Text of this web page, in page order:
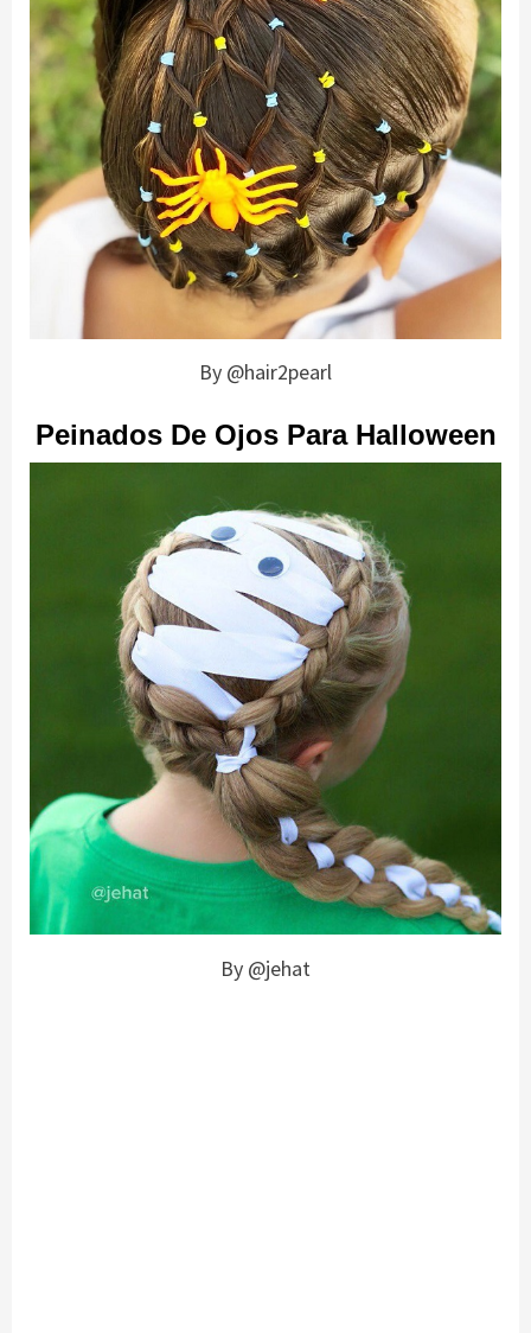
By @hair2pearl
Peinados De Ojos Para Halloween
By @jehat